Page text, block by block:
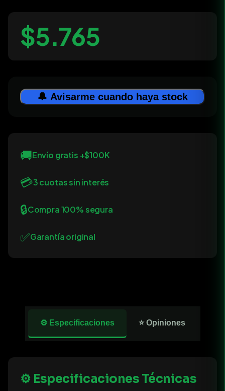
$5.765
🔔 Avisarme cuando haya stock
🚚Envío gratis +$100K
💳3 cuotas sin interés
🔒Compra 100% segura
✅Garantía original
⚙️ Especificaciones ⭐ Opiniones
⚙️ Especificaciones Técnicas